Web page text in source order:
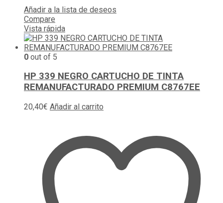
Añadir a la lista de deseos
Compare
Vista rápida
0 out of 5
HP 339 NEGRO CARTUCHO DE TINTA
REMANUFACTURADO PREMIUM C8767EE
20,40€ Añadir al carrito